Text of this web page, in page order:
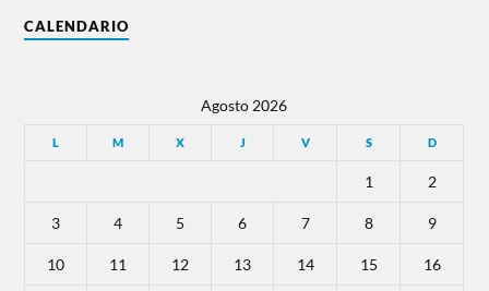
CALENDARIO
Agosto 2026
L M X J V S D
1 2
3 4 5 6 7 8 9
10 11 12 13 14 15 16